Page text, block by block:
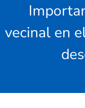
vecinal en